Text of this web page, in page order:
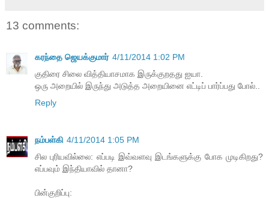
13 comments:
கரந்தை ஜெயக்குமார் 4/11/2014 1:02 PM
குதிரை சிலை வித்தியாசமாக இருக்குறதது ஐயா.
ஒரு அறையில் இருந்து அடுத்த அறையினை எட்டிப் பார்ப்பது போல்..
Reply
நம்பள்கி 4/11/2014 1:05 PM
சில புரியவில்லை: எப்படி இவ்வளவு இடங்களுக்கு போக முடிகிறது?
எப்பவும் இந்தியாவில் தானா?
பின்குறிப்பு: